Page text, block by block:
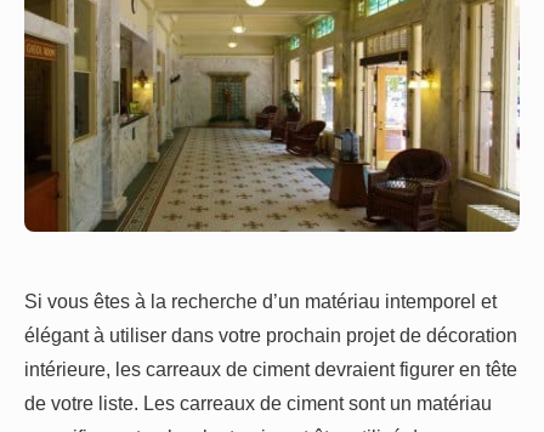
Si vous êtes à la recherche d’un matériau intemporel et
élégant à utiliser dans votre prochain projet de décoration
intérieure, les carreaux de ciment devraient figurer en tête
de votre liste. Les carreaux de ciment sont un matériau